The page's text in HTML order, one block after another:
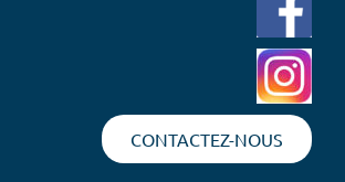
CONTACTEZ-NOUS